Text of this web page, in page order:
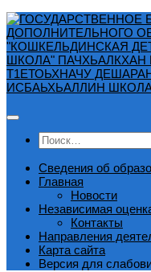
Перейти
к
содержимому
Найти:
Сведения об
Главная
Новости
Независимая
Контакты
Направления
Карта сайта
Версия для